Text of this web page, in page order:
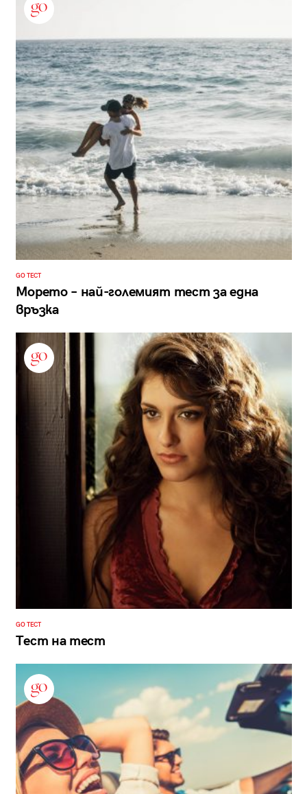
GO ТЕСТ
Морето – най-големият тест за една
връзка
GO ТЕСТ
Тест на тест